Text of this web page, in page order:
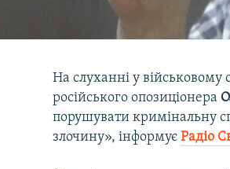
На слуханні у військовому
російського опозиціонера
порушувати кримінальну
злочину», інформуєРадіо